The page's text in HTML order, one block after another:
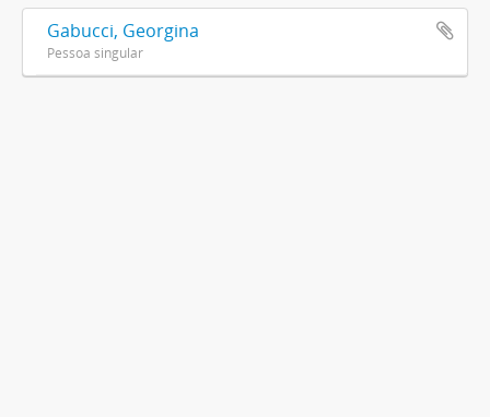
Gabucci, Georgina
Pessoa singular